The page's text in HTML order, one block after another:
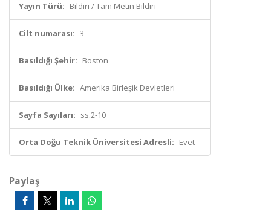
Yayın Türü: Bildiri / Tam Metin Bildiri
Cilt numarası: 3
Basıldığı Şehir: Boston
Basıldığı Ülke: Amerika Birleşik Devletleri
Sayfa Sayıları: ss.2-10
Orta Doğu Teknik Üniversitesi Adresli: Evet
Paylaş